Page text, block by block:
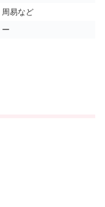
周易など
ー